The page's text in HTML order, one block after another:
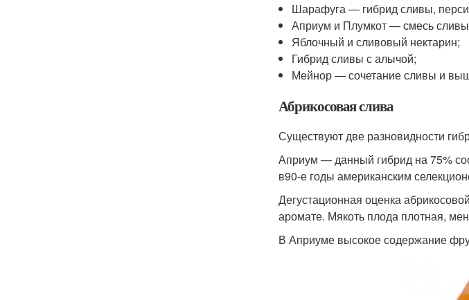
Шарафуга — гибрид сливы,
Априум и Плумкот — смесь сливы
Яблочный и сливовый нектарин;
Гибрид сливы с алычой;
Мейнор — сочетание сливы и
Абрикосовая слива
Существуют две разновидности
Априум — данный гибрид на 75%
в90-е годы американским
Дегустационная оценка
аромате. Мякоть плода плотная,
В Априуме высокое содержание